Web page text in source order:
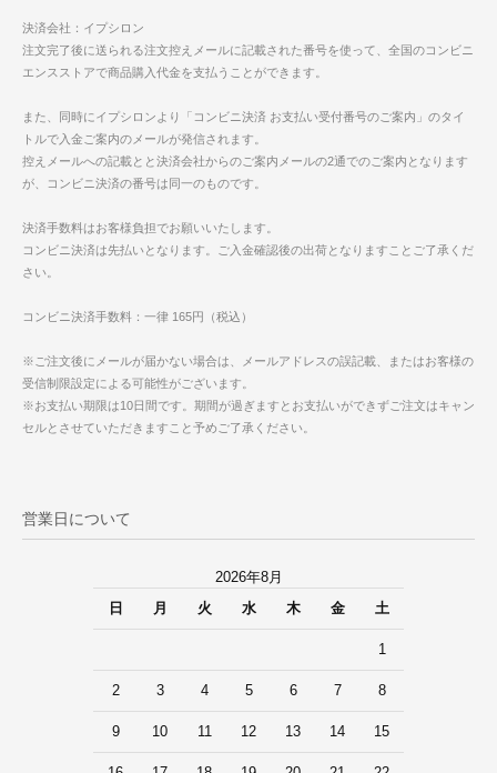
決済会社：イプシロン
注文完了後に送られる注文控えメールに記載された番号を使って、全国のコンビニ
エンスストアで商品購入代金を支払うことができます。
また、同時にイプシロンより「コンビニ決済 お支払い受付番号のご案内」のタイ
トルで入金ご案内のメールが発信されます。
控えメールへの記載とと決済会社からのご案内メールの2通でのご案内となります
が、コンビニ決済の番号は同一のものです。
決済手数料はお客様負担でお願いいたします。
コンビニ決済は先払いとなります。ご入金確認後の出荷となりますことご了承くだ
さい。
コンビニ決済手数料：一律 165円（税込）
※ご注文後にメールが届かない場合は、メールアドレスの誤記載、またはお客様の
受信制限設定による可能性がございます。
※お支払い期限は10日間です。期間が過ぎますとお支払いができずご注文はキャン
セルとさせていただきますこと予めご了承ください。
営業日について
2026年8月
日
月 火 水 木 金 土
1
2 3 4 5 6 7 8
9 10 11 12 13 14 15